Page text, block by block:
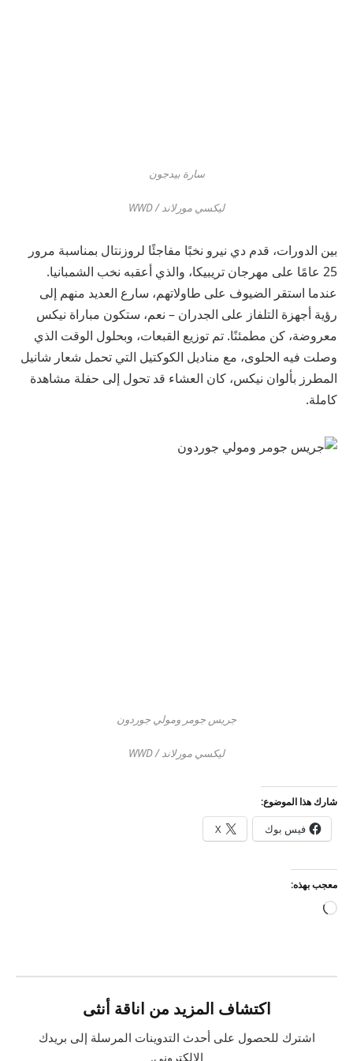
سارة بيدجون
ليكسي مورلاند / WWD
بين الدورات، قدم دي نيرو نخبًا مفاجئًا لروزنتال بمناسبة مرور
25 عامًا على مهرجان تريبيكا، والذي أعقبه نخب الشمبانيا.
عندما استقر الضيوف على طاولاتهم، سارع العديد منهم إلى
رؤية أجهزة التلفاز على الجدران – نعم، ستكون مباراة نيكس
معروضة، كن مطمئنًا. تم توزيع القبعات، وبحلول الوقت الذي
وصلت فيه الحلوى، مع مناديل الكوكتيل التي تحمل شعار شانيل
المطرز بألوان نيكس، كان العشاء قد تحول إلى حفلة مشاهدة
كاملة.
جريس جومر ومولي جوردون
ليكسي مورلاند / WWD
شارك هذا الموضوع:
فيس بوك X
معجب بهذه:
جاري
اكتشاف المزيد من اناقة أنثى
اشترك للحصول على أحدث التدوينات المرسلة إلى بريدك
الإلكتروني.